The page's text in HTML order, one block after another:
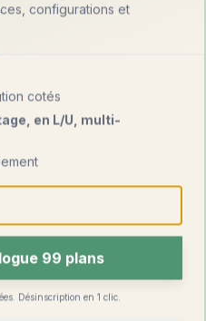
configurations et
cotés
en L/U, multi-
99 plans
Désinscription en 1 clic.